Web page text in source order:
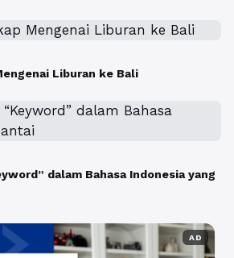
Liburan ke Bali
dalam Bahasa Indonesia yang
AD